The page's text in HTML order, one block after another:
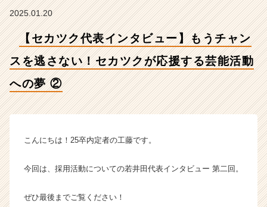
す
芸
へ
夢
【株
社
2025.01.20
【セカツク代表インタビュー】もうチャン
スを逃さない！セカツクが応援する芸能活動
への夢 ②
こんにちは！25卒内定者の工藤です。
今回は、採用活動についての若井田代表インタビュー 第二回。
ぜひ最後までご覧ください！